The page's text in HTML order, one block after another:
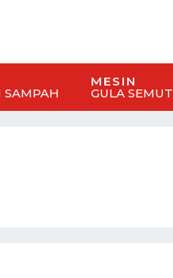
SAMPAH
MESIN
GULA SEMUT